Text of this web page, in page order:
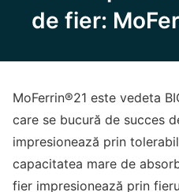
de fier:
MoFerrin®21 este vedeta
care se bucură de succes
impresionează prin
capacitatea mare de
fier impresionează prin